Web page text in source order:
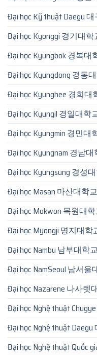
Đại học Kỹ thuật Daegu
Đại học Kyonggi 경기대학
Đại học Kyungbok 경복대
Đại học Kyungdong 경동
Đại học Kyunghee 경희대
Đại học Kyungil 경일대학
Đại học Kyungmin 경민대
Đại học Kyungnam 경남
Đại học Kyungsung 경성
Đại học Masan 마산대학교
Đại học Mokwon 목원대
Đại học Myongji 명지대학
Đại học Nambu 남부대학교
Đại học NamSeoul 남서울
Đại học Nazarene 나사렛
Đại học Nghệ thuật
Đại học Nghệ thuật
Đại học Nghệ thuật Quốc